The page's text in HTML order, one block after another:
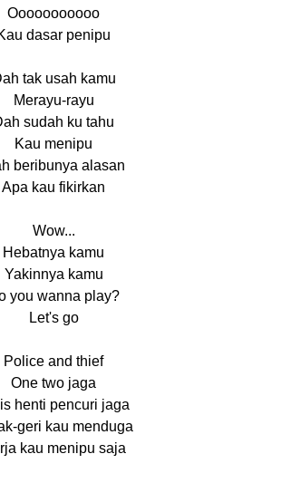
Ooooooooooo
dasar penipu
tak usah kamu
Merayu-rayu
sudah ku tahu
Kau menipu
beribunya alasan
Apa kau fikirkan
Wow...
Hebatnya kamu
Yakinnya kamu
you wanna play?
Let's go
Police and thief
One two jaga
henti pencuri jaga
geri kau menduga
kau menipu saja